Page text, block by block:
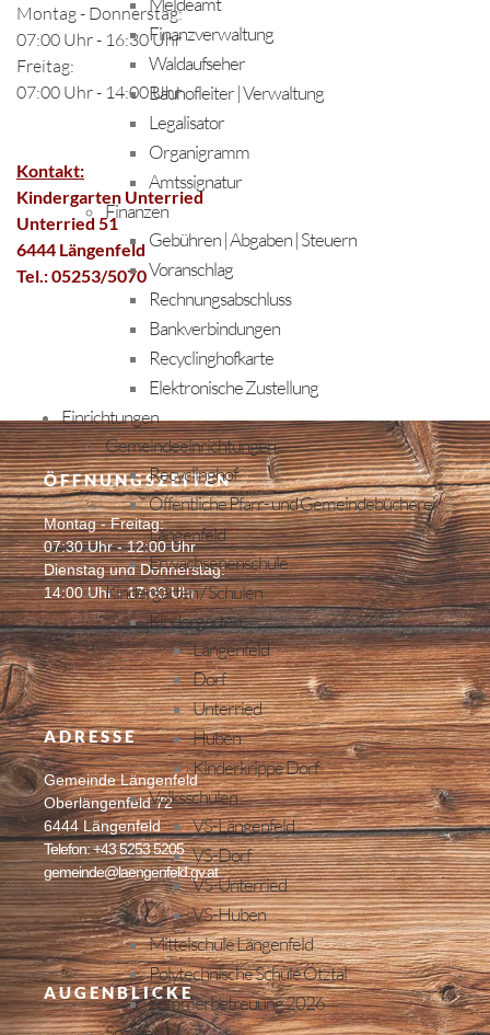
Finanzverwaltung
Waldaufseher
Bauhofleiter | Verwaltung
Legalisator
Organigramm
Amtssignatur
Finanzen
Gebühren | Abgaben | Steuern
Voranschlag
Rechnungsabschluss
Bankverbindungen
Recyclinghofkarte
Elektronische Zustellung
Einrichtungen
Gemeindeeinrichtungen
Recyclinghof
Öffentliche Pfarr- und Gemeindebücherei
Längenfeld
Erwachsenenschule
Kindergärten / Schulen
Kindergärten
Längenfeld
Dorf
Unterried
Huben
Kinderkrippe Dorf
Volksschulen
VS-Längenfeld
VS-Dorf
VS-Unterried
VS-Huben
Mittelschule Längenfeld
Polytechnische Schule Ötztal
Sommerbetreuung 2026
Montag - Donnerstag:
07:00 Uhr - 16:30 Uhr
Freitag:
07:00 Uhr - 14:00 Uhr
Kontakt:
Kindergarten Unterried
Unterried 51
6444 Längenfeld
Tel.: 05253/5070
ÖFFNUNGSZEITEN
Montag - Freitag:
07:30 Uhr - 12:00 Uhr
Dienstag und Donnerstag:
14:00 Uhr - 17:00 Uhr
ADRESSE
Gemeinde Längenfeld
Oberlängenfeld 72
6444 Längenfeld
Telefon: +43 5253 5205
gemeinde@laengenfeld.gv.at
AUGENBLICKE